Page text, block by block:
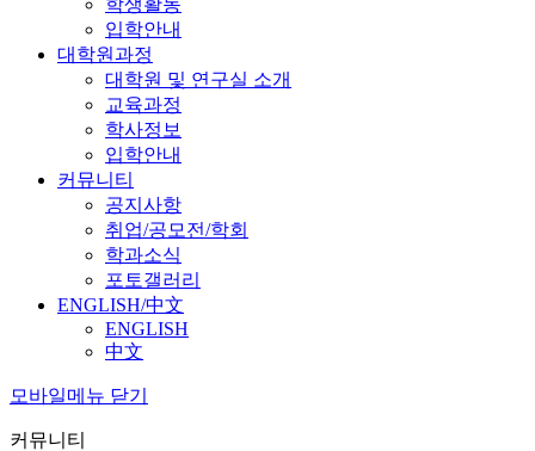
입학안내
대학원과정
대학원 및 연구실 소개
교육과정
학사정보
입학안내
커뮤니티
공지사항
취업/공모전/학회
학과소식
포토갤러리
ENGLISH/中文
ENGLISH
中文
모바일메뉴 닫기
커뮤니티